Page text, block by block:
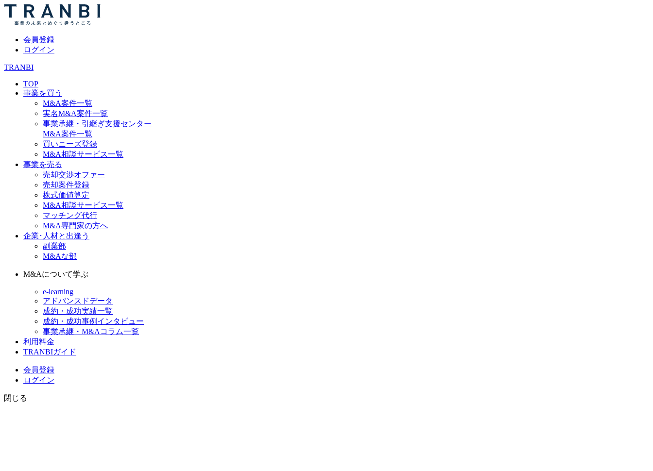
会員登録
ログイン
TRANBI
TOP
事業を買う
M&A案件一覧
実名M&A案件一覧
事業承継・引継ぎ支援センター
M&A案件一覧
買いニーズ登録
M&A相談サービス一覧
事業を売る
売却交渉オファー
売却案件登録
株式価値算定
M&A相談サービス一覧
マッチング代行
M&A専門家の方へ
企業･人材と出逢う
副業部
M&Aな部
M&Aについて学ぶ
e-learning
アドバンスドデータ
成約・成功実績一覧
成約・成功事例インタビュー
事業承継・M&Aコラム一覧
利用料金
TRANBIガイド
会員登録
ログイン
閉じる